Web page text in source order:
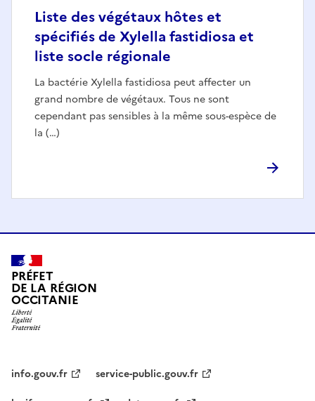
Liste des végétaux hôtes et
spécifiés de Xylella fastidiosa et
liste socle régionale
La bactérie Xylella fastidiosa peut affecter un
grand nombre de végétaux. Tous ne sont
cependant pas sensibles à la même sous-espèce de
la (…)
PRÉFET
DE LA RÉGION
OCCITANIE
info.gouv.fr
service-public.gouv.fr